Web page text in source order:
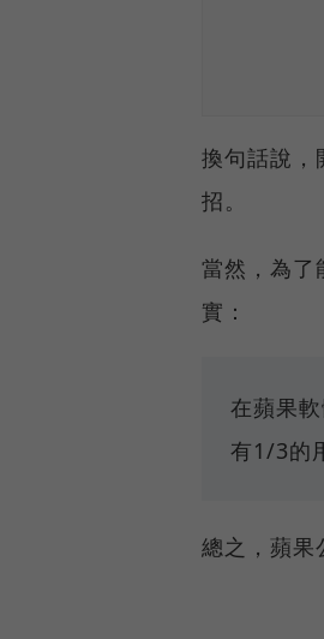
換句話說，
招。
當然，為了
實：
在蘋果
有1/3的
總之，蘋果